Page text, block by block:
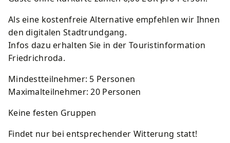
Als eine kostenfreie Alternative empfehlen wir Ihnen
den digitalen Stadtrundgang.
Infos dazu erhalten Sie in der Touristinformation
Friedrichroda.
Mindestteilnehmer: 5 Personen
Maximalteilnehmer: 20 Personen
Keine festen Gruppen
Findet nur bei entsprechender Witterung statt!